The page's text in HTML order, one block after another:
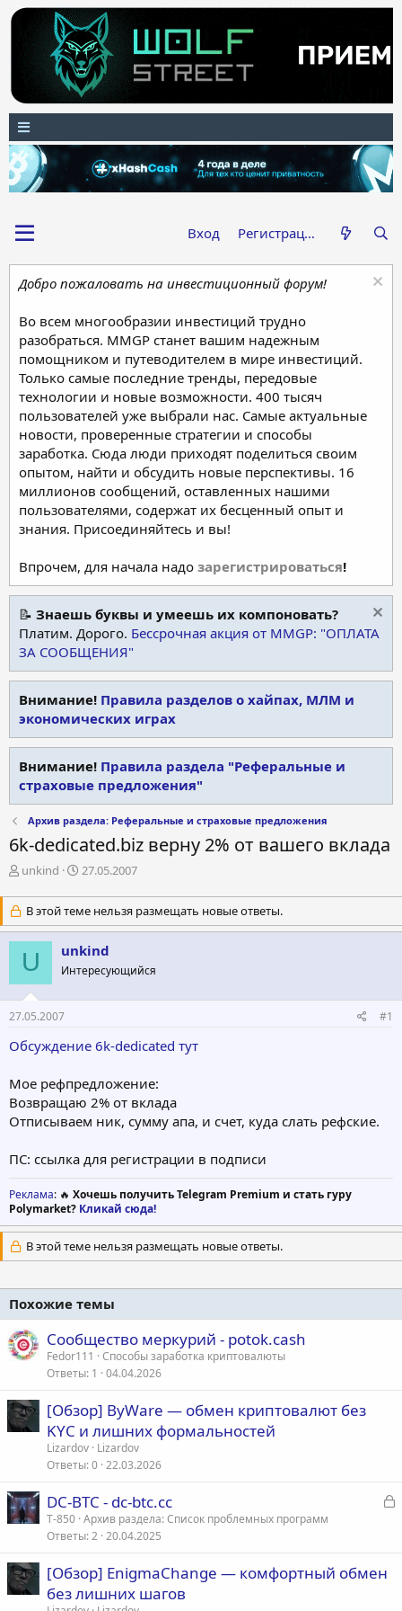
Вход Регистрация
Добро пожаловать на инвестиционный форум!
Во всем многообразии инвестиций трудно
разобраться. MMGP станет вашим надежным
помощником и путеводителем в мире инвестиций.
Только самые последние тренды, передовые
технологии и новые возможности. 400 тысяч
пользователей уже выбрали нас. Самые актуальные
новости, проверенные стратегии и способы
заработка. Сюда люди приходят поделиться своим
опытом, найти и обсудить новые перспективы. 16
миллионов сообщений, оставленных нашими
пользователями, содержат их бесценный опыт и
знания. Присоединяйтесь и вы!
Впрочем, для начала надо зарегистрироваться!
📝 Знаешь буквы и умеешь их компоновать?
Платим. Дорого. Бессрочная акция от MMGP: "ОПЛАТА
ЗА СООБЩЕНИЯ"
Внимание! Правила разделов о хайпах, МЛМ и
экономических играх
Внимание! Правила раздела "Реферальные и
страховые предложения"
Архив раздела: Реферальные и страховые предложения
6k-dedicated.biz верну 2% от вашего вклада
А
т
о
р
т
е
м
ы
unkind
Д
т
а
н
а
ч
л
27.05.2007
В этой теме нельзя размещать новые ответы.
U unkind
Интересующийся
27.05.2007 #1
Обсуждение 6k-dedicated тут
Мое рефпредложение:
Возвращаю 2% от вклада
Отписываем ник, сумму апа, и счет, куда слать рефские.
ПС: ссылка для регистрации в подписи
Реклама: 🔥 Хочешь получить Telegram Premium и стать гуру
Polymarket? Кликай сюда!
В этой теме нельзя размещать новые ответы.
Похожие темы
Сообщество меркурий - potok.cash
Fedor111
Способы заработка криптовалюты
Ответы 1 04.04.2026
[Обзор] ByWare — обмен криптовалют без
KYC и лишних формальностей
Lizardov Lizardov
Ответы 0 22.03.2026
З
DC-BTC - dc-btc.cc
T-850 Архив раздела: Список проблемных программ
Ответы 2 20.04.2025
[Обзор] EnigmaChange — комфортный обмен
без лишних шагов